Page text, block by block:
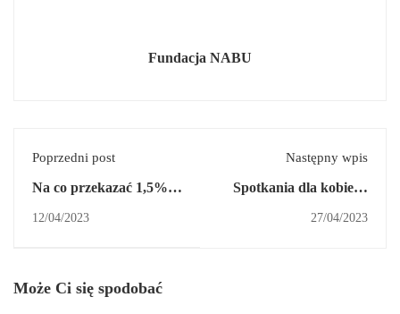
Fundacja NABU
Poprzedni post
Na co przekazać 1,5%
12/04/2023
Następny wpis
Spotkania dla kobiet z
27/04/2023
Może Ci się spodobać